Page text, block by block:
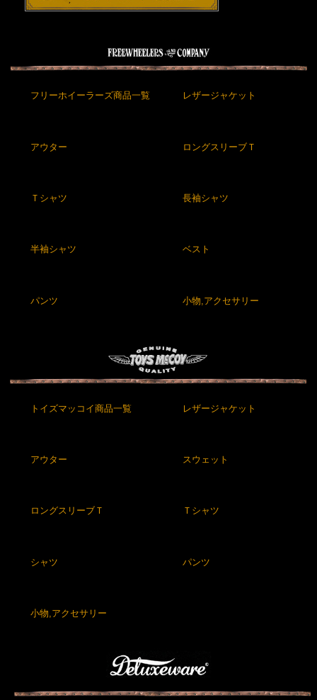
フリーホイーラーズ商品一覧 レザージャケット
アウター ロングスリーブＴ
Ｔシャツ 長袖シャツ
半袖シャツ ベスト
パンツ 小物,アクセサリー
トイズマッコイ商品一覧 レザージャケット
アウター スウェット
ロングスリーブＴ Ｔシャツ
シャツ パンツ
小物,アクセサリー